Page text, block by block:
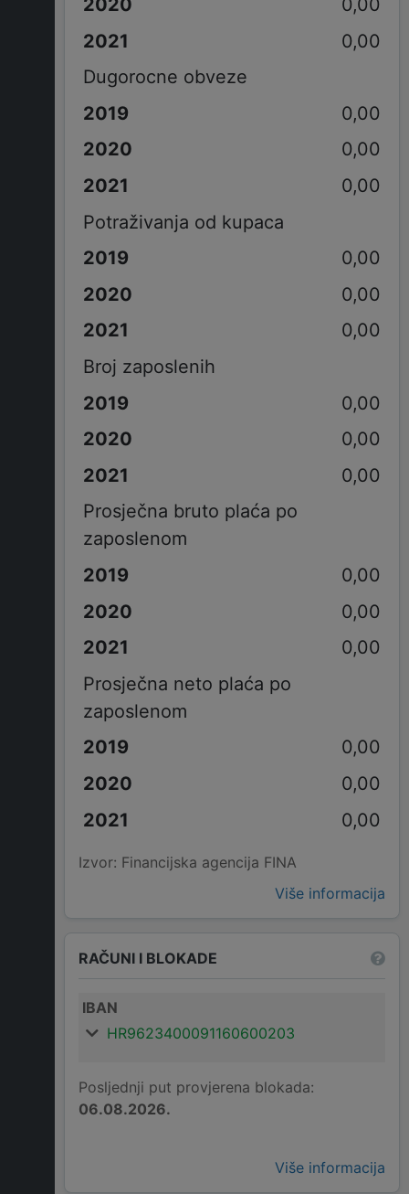
0,00
0,00
Dugorocne obveze
0,00
0,00
0,00
Potraživanja od kupaca
0,00
0,00
0,00
Broj zaposlenih
0,00
0,00
0,00
Prosječna bruto plaća po
zaposlenom
0,00
0,00
0,00
Prosječna neto plaća po
zaposlenom
0,00
0,00
0,00
Izvor: Financijska agencija FINA
Više informacija
RAČUNI I BLOKADE
IBAN
HR9623400091160600203
Posljednji put provjerena blokada:
06.08.2026.
Više informacija